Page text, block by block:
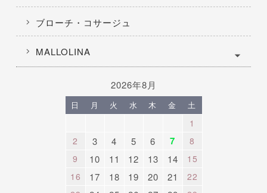
ブローチ・コサージュ
MALLOLINA
2026年8月
日 月 火 水 木 金 土
1
2
3 4 5 6 7
8
9
10 11 12 13 14
15
16
17 18 19 20 21
22